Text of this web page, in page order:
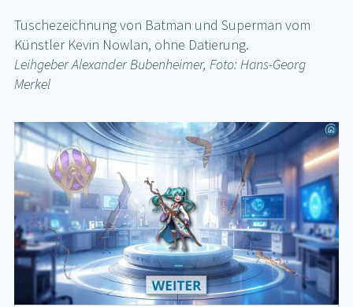
Tu­sche­zeich­nung von Bat­man und Su­per­man vom
Künst­ler Ke­vin Now­lan, ohne Da­tie­rung.
Leihgeber Alexander Bubenheimer, Foto: Hans-Georg
Merkel